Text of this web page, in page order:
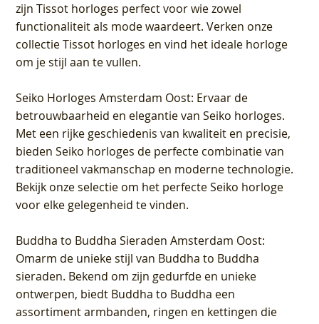
zijn Tissot horloges perfect voor wie zowel
functionaliteit als mode waardeert. Verken onze
collectie Tissot horloges en vind het ideale horloge
om je stijl aan te vullen.
Seiko Horloges Amsterdam Oost: Ervaar de
betrouwbaarheid en elegantie van Seiko horloges.
Met een rijke geschiedenis van kwaliteit en precisie,
bieden Seiko horloges de perfecte combinatie van
traditioneel vakmanschap en moderne technologie.
Bekijk onze selectie om het perfecte Seiko horloge
voor elke gelegenheid te vinden.
Buddha to Buddha Sieraden Amsterdam Oost:
Omarm de unieke stijl van Buddha to Buddha
sieraden. Bekend om zijn gedurfde en unieke
ontwerpen, biedt Buddha to Buddha een
assortiment armbanden, ringen en kettingen die